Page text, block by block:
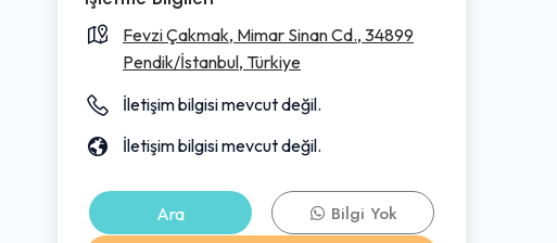
Fevzi Çakmak, Mimar Sinan Cd., 34899
Pendik/İstanbul, Türkiye
İletişim bilgisi mevcut değil.
İletişim bilgisi mevcut değil.
Ara
Bilgi Yok